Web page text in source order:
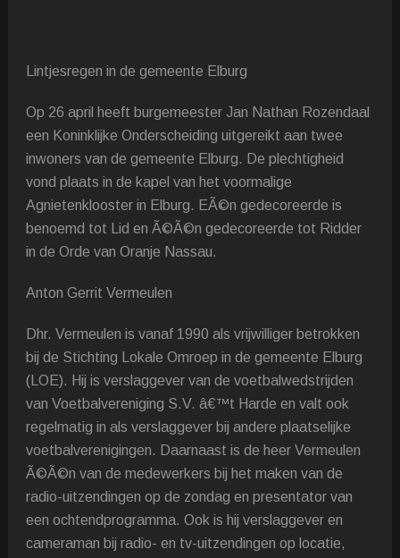
Lintjesregen in de gemeente Elburg
Op 26 april heeft burgemeester Jan Nathan Rozendaal
een Koninklijke Onderscheiding uitgereikt aan twee
inwoners van de gemeente Elburg. De plechtigheid
vond plaats in de kapel van het voormalige
Agnietenklooster in Elburg. EÃ©n gedecoreerde is
benoemd tot Lid en Ã©Ã©n gedecoreerde tot Ridder
in de Orde van Oranje Nassau.
Anton Gerrit Vermeulen
Dhr. Vermeulen is vanaf 1990 als vrijwilliger betrokken
bij de Stichting Lokale Omroep in de gemeente Elburg
(LOE). Hij is verslaggever van de voetbalwedstrijden
van Voetbalvereniging S.V. â€™t Harde en valt ook
regelmatig in als verslaggever bij andere plaatselijke
voetbalverenigingen. Daarnaast is de heer Vermeulen
Ã©Ã©n van de medewerkers bij het maken van de
radio-uitzendingen op de zondag en presentator van
een ochtendprogramma. Ook is hij verslaggever en
cameraman bij radio- en tv-uitzendingen op locatie,